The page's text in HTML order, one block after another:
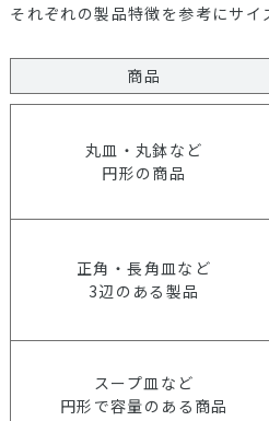
それぞれの製品特徴を参考にサイ
商品
丸皿・丸鉢など
円形の商品
正角・長角皿など
3辺のある製品
スープ皿など
円形で容量のある商品